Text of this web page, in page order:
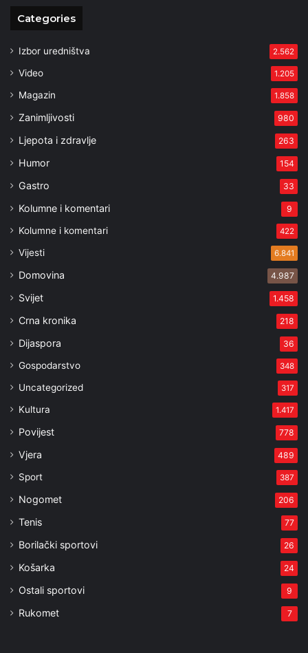
Categories
Izbor uredništva 2.562
Video 1.205
Magazin 1.858
Zanimljivosti 980
Ljepota i zdravlje 263
Humor 154
Gastro 33
Kolumne i komentari 9
Kolumne i komentari 422
Vijesti 6.841
Domovina 4.987
Svijet 1.458
Crna kronika 218
Dijaspora 36
Gospodarstvo 348
Uncategorized 317
Kultura 1.417
Povijest 778
Vjera 489
Sport 387
Nogomet 206
Tenis 77
Borilački sportovi 26
Košarka 24
Ostali sportovi 9
Rukomet 7